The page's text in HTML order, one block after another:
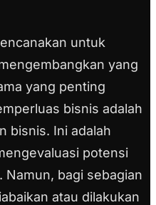
untuk
yang
yang penting
bisnis adalah
bisnis. Ini adalah
potensi
Namun, bagi sebagian
atau dilakukan